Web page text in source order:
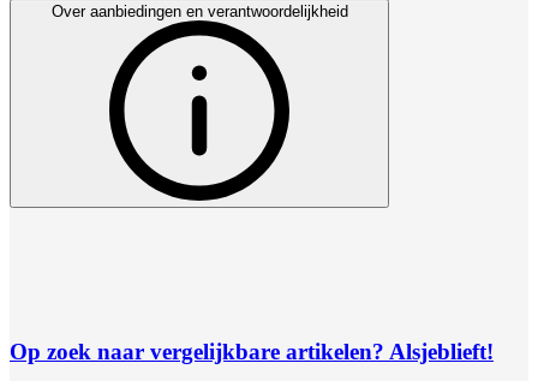
Over aanbiedingen en verantwoordelijkheid
Op zoek naar vergelijkbare artikelen? Alsjeblieft!